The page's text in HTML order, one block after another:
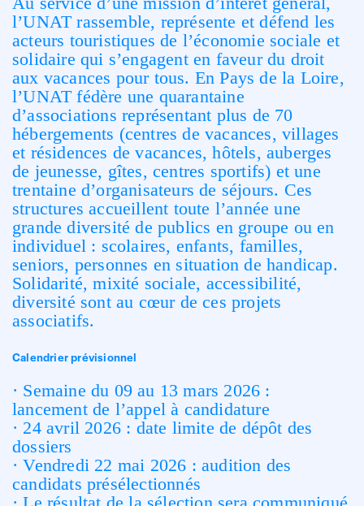
l’UNAT rassemble, représente et défend les
acteurs touristiques de l’économie sociale et
solidaire qui s’engagent en faveur du droit
aux vacances pour tous. En Pays de la Loire,
l’UNAT fédère une quarantaine
d’associations représentant plus de 70
hébergements (centres de vacances, villages
et résidences de vacances, hôtels, auberges
de jeunesse, gîtes, centres sportifs) et une
trentaine d’organisateurs de séjours. Ces
structures accueillent toute l’année une
grande diversité de publics en groupe ou en
individuel : scolaires, enfants, familles,
seniors, personnes en situation de handicap.
Solidarité, mixité sociale, accessibilité,
diversité sont au cœur de ces projets
associatifs.
Calendrier prévisionnel
· Semaine du 09 au 13 mars 2026 :
lancement de l’appel à candidature
· 24 avril 2026 : date limite de dépôt des
dossiers
· Vendredi 22 mai 2026 : audition des
candidats présélectionnés